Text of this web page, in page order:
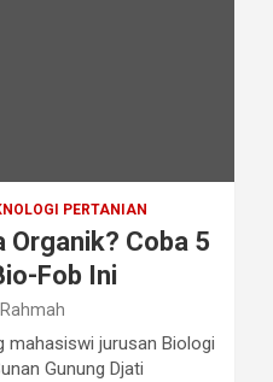
PERTANIAN
Coba 5
Fob Ini
mahasiswi jurusan Biologi
Gunung Djati